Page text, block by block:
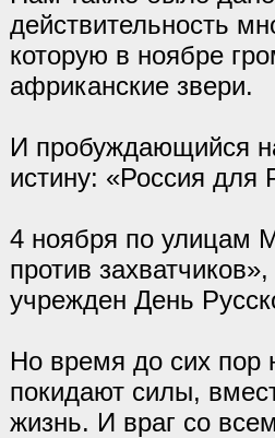
действительность
которую в ноябре
африканские звери.
И пробуждающийся
истину: «Россия для
4 ноября по улицам
против
учрежден День
Но время до сих пор
покидают силы,
жизнь. И враг со